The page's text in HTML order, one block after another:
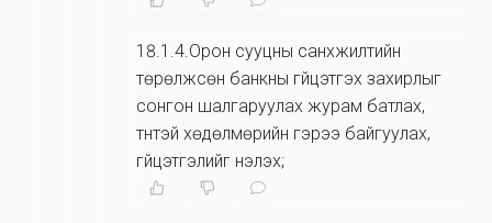
18.1.4.Орон сууцны санхүүжилтийн
төрөлжсөн банкны гүйцэтгэх захирлыг
сонгон шалгаруулах журам батлах,
түүнтэй хөдөлмөрийн гэрээ байгуулах,
гүйцэтгэлийг үнэлэх;